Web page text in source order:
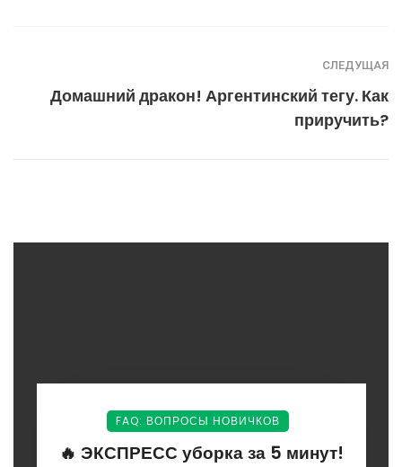
СЛЕДУЩАЯ
Домашний дракон! Аргентинский тегу. Как
приручить?
FAQ: ВОПРОСЫ НОВИЧКОВ
🔥 ЭКСПРЕСС уборка за 5 минут!